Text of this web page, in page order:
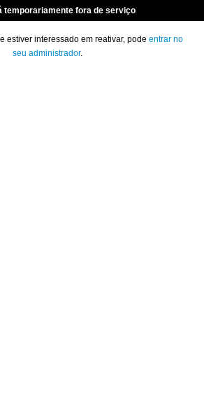
temporariamente fora de serviço
estiver interessado em reativar, pode entrar no
seu administrador.